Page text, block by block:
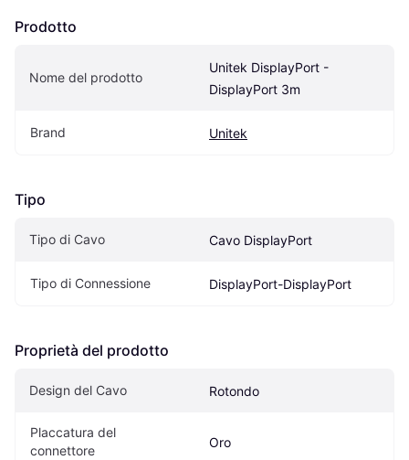
Prodotto
Nome del prodotto
Unitek DisplayPort -
DisplayPort 3m
Brand Unitek
Tipo
Tipo di Cavo Cavo DisplayPort
Tipo di Connessione DisplayPort-DisplayPort
Proprietà del prodotto
Design del Cavo Rotondo
Placcatura del
connettore
Oro